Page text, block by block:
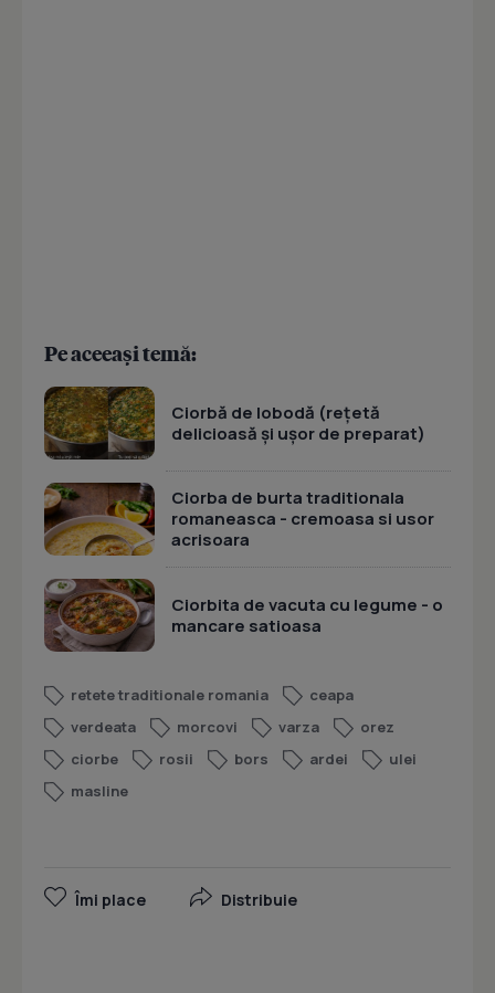
Pe aceeași temă:
Ciorbă de lobodă (rețetă
delicioasă și ușor de preparat)
Ciorba de burta traditionala
romaneasca - cremoasa si usor
acrisoara
Ciorbita de vacuta cu legume - o
mancare satioasa
retete traditionale romania
ceapa
verdeata
morcovi varza
orez
ciorbe
rosii bors ardei
ulei
masline
Îmi place Distribuie